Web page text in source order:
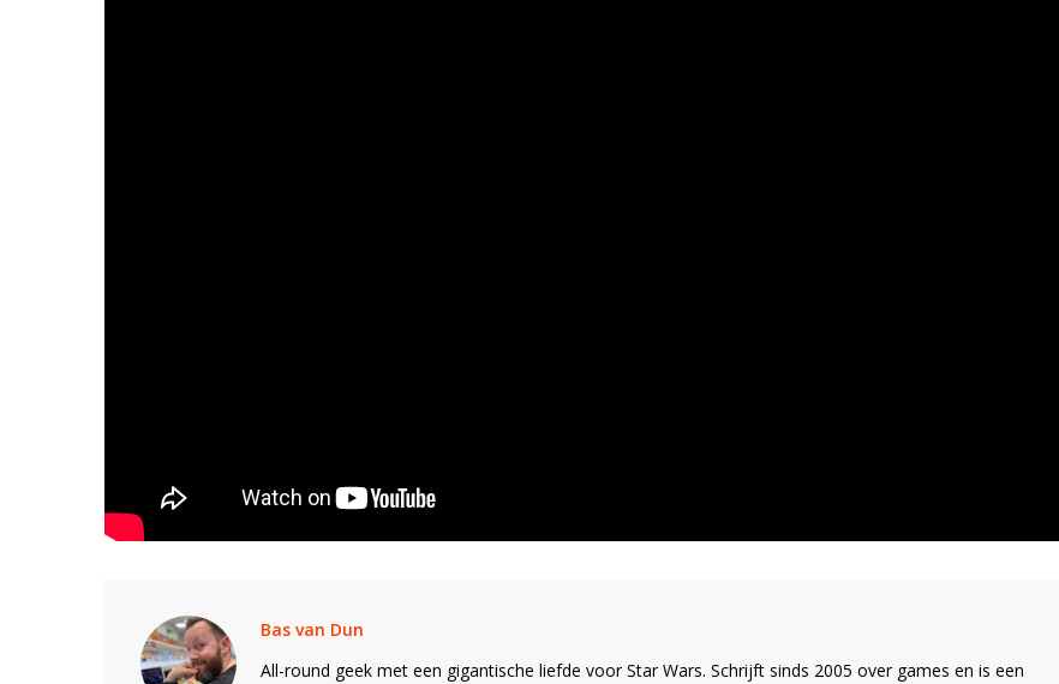
Bas van Dun
All-round geek met een gigantische liefde voor Star Wars. Schrijft sinds 2005 over games en is een